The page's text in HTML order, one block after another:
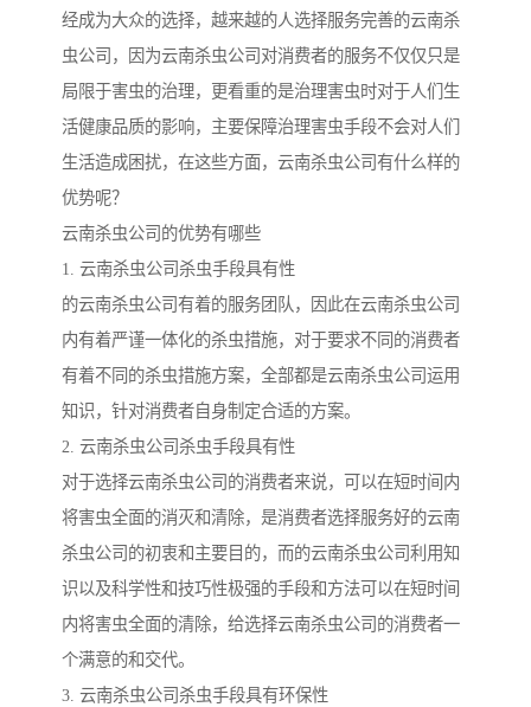
经成为大众的选择，越来越的人选择服务完善的云南杀
虫公司，因为云南杀虫公司对消费者的服务不仅仅只是
局限于害虫的治理，更看重的是治理害虫时对于人们生
活健康品质的影响，主要保障治理害虫手段不会对人们
生活造成困扰，在这些方面，云南杀虫公司有什么样的
优势呢？
云南杀虫公司的优势有哪些
1. 云南杀虫公司杀虫手段具有性
的云南杀虫公司有着的服务团队，因此在云南杀虫公司
内有着严谨一体化的杀虫措施，对于要求不同的消费者
有着不同的杀虫措施方案，全部都是云南杀虫公司运用
知识，针对消费者自身制定合适的方案。
2. 云南杀虫公司杀虫手段具有性
对于选择云南杀虫公司的消费者来说，可以在短时间内
将害虫全面的消灭和清除，是消费者选择服务好的云南
杀虫公司的初衷和主要目的，而的云南杀虫公司利用知
识以及科学性和技巧性极强的手段和方法可以在短时间
内将害虫全面的清除，给选择云南杀虫公司的消费者一
个满意的和交代。
3. 云南杀虫公司杀虫手段具有环保性